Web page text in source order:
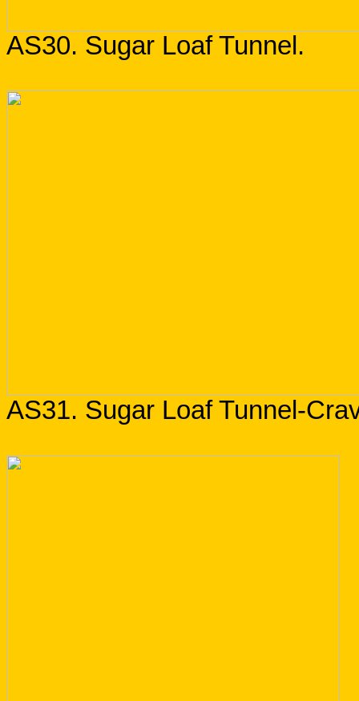
AS30. Sugar Loaf Tunnel.
AS31. Sugar Loaf Tunnel-